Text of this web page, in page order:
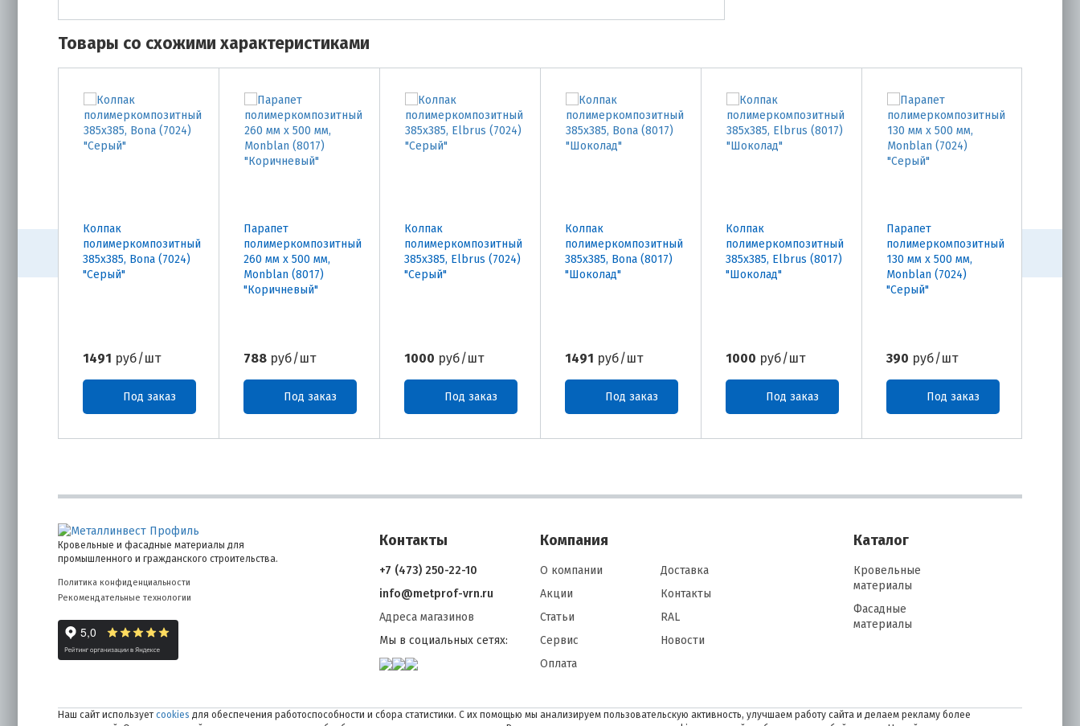
Товары со схожими характеристиками
Колпак
полимеркомпозитный
385х385, Bona (7024)
"Серый"
1491 руб/шт
Под заказ
Парапет
полимеркомпозитный
260 мм х 500 мм,
Monblan (8017)
"Коричневый"
788 руб/шт
Под заказ
Колпак
полимеркомпозитный
385х385, Elbrus (7024)
"Серый"
1000 руб/шт
Под заказ
Колпак
полимеркомпозитный
385х385, Bona (8017)
"Шоколад"
1491 руб/шт
Под заказ
Колпак
полимеркомпозитный
385х385, Elbrus (8017)
"Шоколад"
1000 руб/шт
Под заказ
Парапет
полимеркомпозитный
130 мм х 500 мм,
Monblan (7024)
"Серый"
390 руб/шт
Под заказ
Кровельные и фасадные материалы для
промышленного и гражданского строительства.
Политика конфиденциальности
Рекомендательные технологии
Контакты
+7 (473) 250-22-10
info@metprof-vrn.ru
Адреса магазинов
Мы в социальных сетях:
Компания
О компании
Акции
Статьи
Сервис
Оплата
Доставка
Контакты
RAL
Новости
Каталог
Кровельные
материалы
Фасадные
материалы
Наш сайт использует cookies для обеспечения работоспособности и сбора статистики. С их помощью мы анализируем пользовательскую активность, улучшаем работу сайта и делаем рекламу более